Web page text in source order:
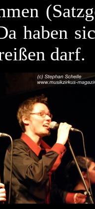
haben
darf.